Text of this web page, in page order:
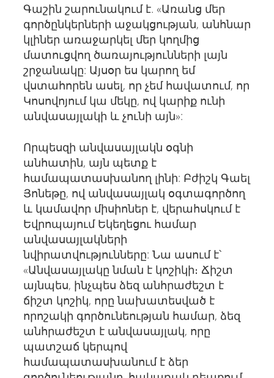
Գաշին շարունակում է. «Առանց մեր
գործընկերների աջակցության, անհնար
կլիներ առաջարկել մեր կողմից
մատուցվող ծառայությունների լայն
շրջանակը: Այսօր ես կարող եմ
վստահորեն ասել, որ չեմ հավատում, որ
Կոսովոյում կա մեկը, ով կարիք ունի
անվասայլակի և չունի այն»:
Որպեսզի անվասայլակն օգնի
անհատին, այն պետք է
համապատասխանող լինի: Բժիշկ Գաել
Յոնեթը, ով անվասայլակ օգտագործող
և կամավոր միսիոներ է, վերահսկում է
Եվրոպայում Եկեղեցու համար
անվասայլակների
նվիրատվությունները: Նա ասում է՝
«Անվասայլակը նման է կոշիկի։ Ճիշտ
այնպես, ինչպես ձեզ անհրաժեշտ է
ճիշտ կոշիկ, որը նախատեսված է
որոշակի գործունեության համար, ձեզ
անհրաժեշտ է անվասայլակ, որը
պատշաճ կերպով
համապատասխանում է ձեր